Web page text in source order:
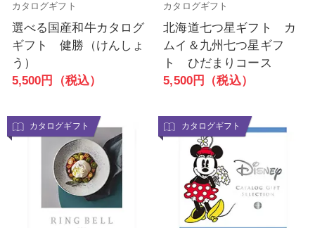
カタログギフト
選べる国産和牛カタログ
ギフト 健勝（けんしょ
う）
5,500円（税込）
カタログギフト
北海道七つ星ギフト カ
ムイ＆九州七つ星ギフ
ト ひだまりコース
5,500円（税込）
カタログギフト カタログギフト